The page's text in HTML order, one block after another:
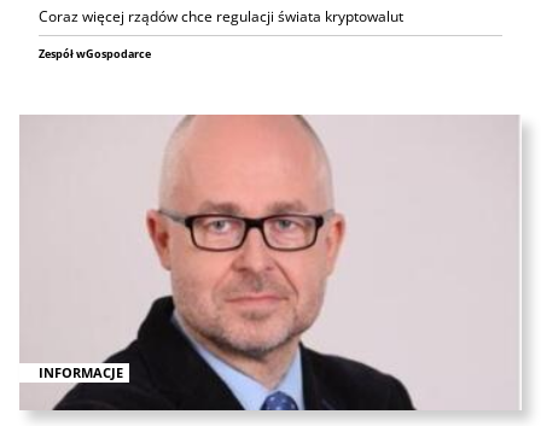
Coraz więcej rządów chce regulacji świata kryptowalut
Zespół wGospodarce
INFORMACJE